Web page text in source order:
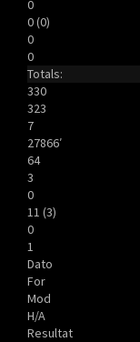
0
0 (0)
0
0
Totals:
330
323
7
27866′
64
3
0
11 (3)
0
1
Dato
For
Mod
H/A
Resultat